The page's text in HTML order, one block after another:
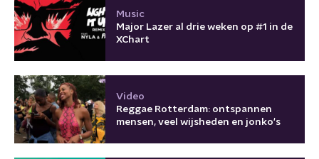
Music
Major Lazer al drie weken op #1 in de
XChart
Video
Reggae Rotterdam: ontspannen
mensen, veel wijsheden en jonko's